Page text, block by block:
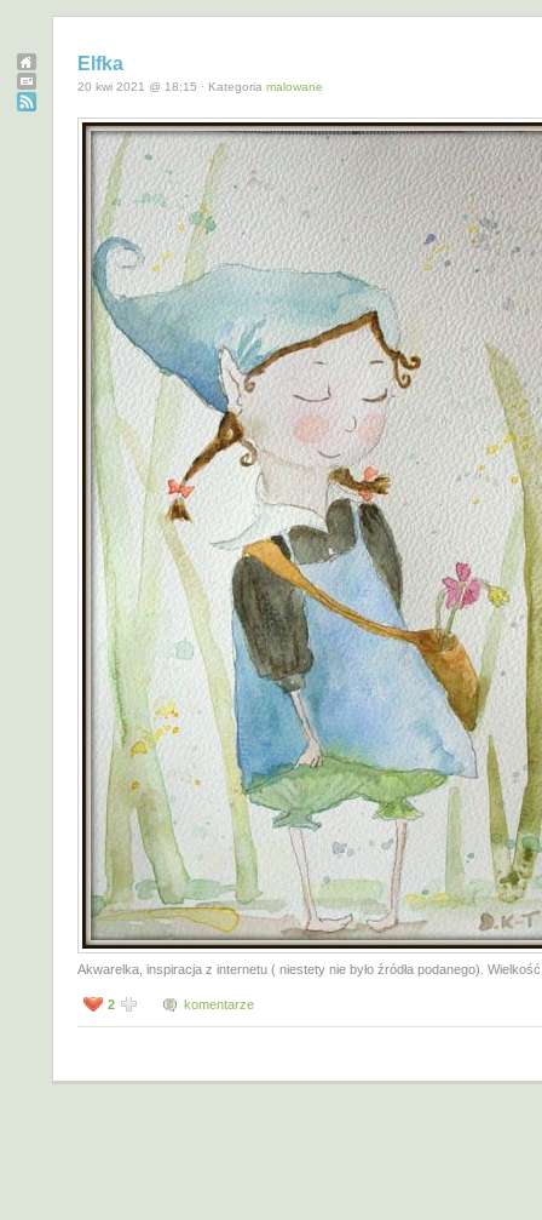
Elfka
20 kwi 2021 @ 18:15 · Kategoria malowane
Akwarelka, inspiracja z internetu ( niestety nie było źródła podanego).
2 komentarze